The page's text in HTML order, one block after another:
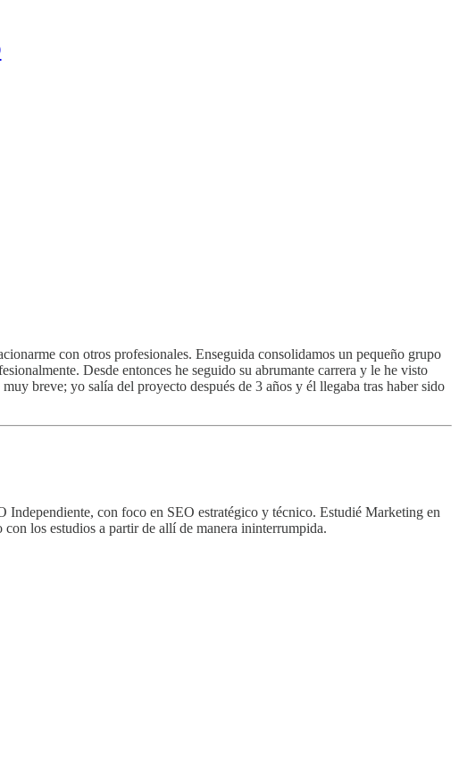
con otros profesionales. Enseguida consolidamos un pequeño grupo
Desde entonces he seguido su abrumante carrera y le he visto
breve; yo salía del proyecto después de 3 años y él llegaba tras haber sido
con foco en SEO estratégico y técnico. Estudié Marketing en
los estudios a partir de allí de manera ininterrumpida.